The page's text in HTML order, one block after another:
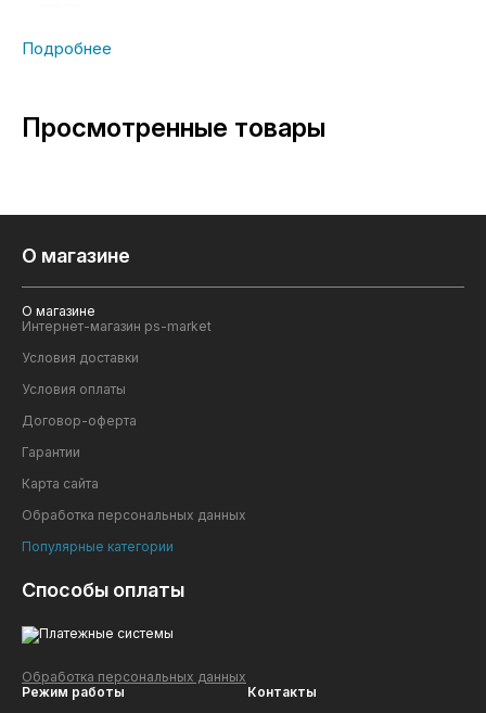
возвратным механизмом;
включая ловлю нахлыстом и ловлю в зимнее время;
Просмотренные товары
О магазине
О магазине
Интернет-магазин ps-market
Условия доставки
Условия оплаты
Договор-оферта
Гарантии
Карта сайта
Обработка персональных данных
Популярные категории
Способы оплаты
Обработка персональных данных
Режим работы
Контакты